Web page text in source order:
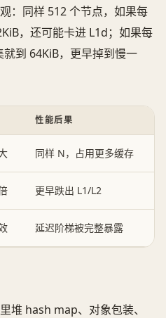
：同样 512 个节点，如果每
，还可能卡进 L1d；如果每
到 64KiB，更早掉到慢一
性能后果
同样 N，占用更多缓存
更早跌出 L1/L2
延迟阶梯被完整暴露
堆 hash map、对象包装、